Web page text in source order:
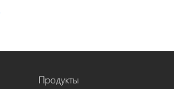
Продукты